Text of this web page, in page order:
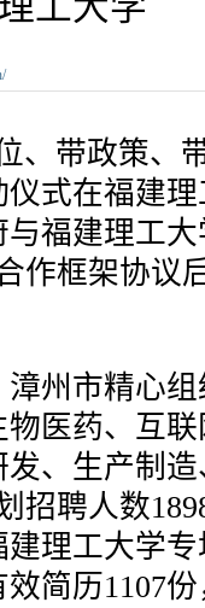
、带政策、
式在福建
福建理工
作框架协议
市精心组
医药、互
、生产制
招聘人数
理工大学
简历1107